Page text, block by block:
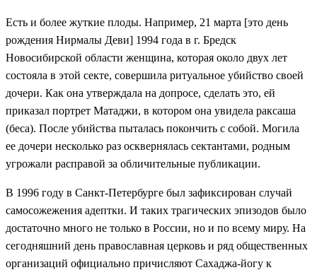
Есть и более жуткие плоды. Например, 21 марта [это день
рождения Нирмалы Деви] 1994 года в г. Бредск
Новосибирской области женщина, которая около двух лет
состояла в этой секте, совершила ритуальное убийство своей
дочери. Как она утверждала на допросе, сделать это, ей
приказал портрет Матаджи, в котором она увидела раксаша
(беса). После убийства пыталась покончить с собой. Могила
ее дочери несколько раз осквернялась сектантами, родным
угрожали расправой за обличительные публикации.
В 1996 году в Санкт-Петербурге был зафиксирован случай
самосожежения адептки. И таких трагических эпизодов было
достаточно много не только в России, но и по всему миру. На
сегодняшний день православная церковь и ряд общественных
организаций официально причисляют Сахаджа-йогу к